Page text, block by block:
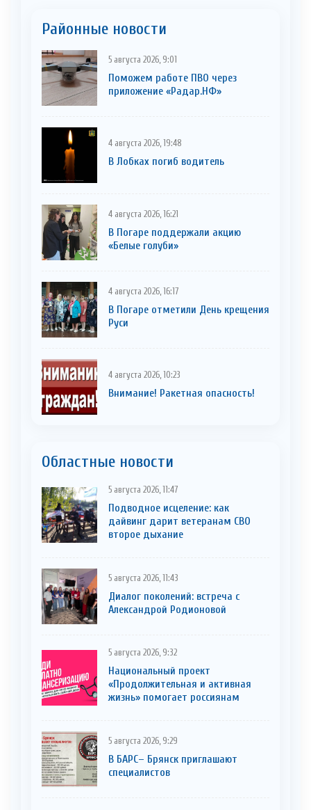
Районные новости
5 августа 2026, 9:01
Поможем работе ПВО через
приложение «Радар.НФ»
4 августа 2026, 19:48
В Лобках погиб водитель
4 августа 2026, 16:21
В Погаре поддержали акцию
«Белые голуби»
4 августа 2026, 16:17
В Погаре отметили День крещения
Руси
4 августа 2026, 10:23
Внимание! Ракетная опасность!
Областные новости
5 августа 2026, 11:47
Подводное исцеление: как
дайвинг дарит ветеранам СВО
второе дыхание
5 августа 2026, 11:43
Диалог поколений: встреча с
Александрой Родионовой
5 августа 2026, 9:32
Национальный проект
«Продолжительная и активная
жизнь» помогает россиянам
5 августа 2026, 9:29
В БАРС– Брянcк приглaшают
cпециaлистoв